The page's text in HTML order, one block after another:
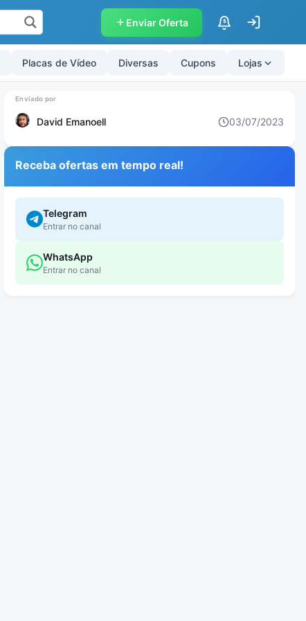
Enviar Oferta $
Placas de Vídeo Diversas Cupons Lojas
David Emanoell 03/07/2023
Receba ofertas em tempo real!
Telegram
Entrar no canal
WhatsApp
Entrar no canal